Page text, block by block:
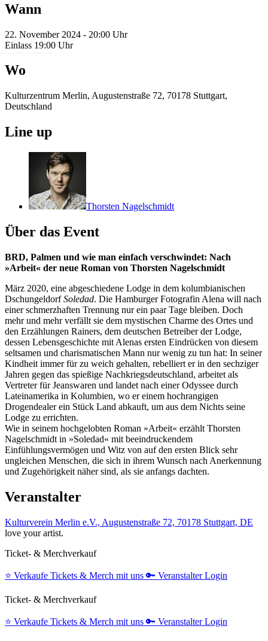
Wann
22. November 2024 - 20:00 Uhr
Einlass 19:00 Uhr
Wo
Kulturzentrum Merlin, Augustenstraße 72, 70178 Stuttgart,
Deutschland
Line up
Thorsten Nagelschmidt
Über das Event
BRD, Palmen und wie man einfach verschwindet: Nach
»Arbeit« der neue Roman von Thorsten Nagelschmidt
März 2020, eine abgeschiedene Lodge in dem kolumbianischen
DschungeldorfSoledad. Die Hamburger Fotografin Alena will nach
einer schmerzhaften Trennung nur ein paar Tage bleiben. Doch
mehr und mehr verfällt sie dem mystischen Charme des Ortes und
den Erzählungen Rainers, dem deutschen Betreiber der Lodge,
dessen Lebensgeschichte mit Alenas ersten Eindrücken von diesem
seltsamen und charismatischen Mann nur wenig zu tun hat: In seiner
Kindheit immer für zu weich gehalten, rebelliert er in den sechziger
Jahren gegen das spießige Nachkriegsdeutschland, arbeitet als
Vertreter für Jeanswaren und landet nach einer Odyssee durch
Lateinamerika in Kolumbien, wo er einem hochrangigen
Drogendealer ein Stück Land abkauft, um aus dem Nichts seine
Lodge zu errichten.
Wie in seinem hochgelobten Roman »Arbeit« erzählt Thorsten
Nagelschmidt in »Soledad« mit beeindruckendem
Einfühlungsvermögen und Witz von auf den ersten Blick sehr
ungleichen Menschen, die sich in ihrem Wunsch nach Anerkennung
und Zugehörigkeit näher sind, als sie anfangs dachten.
Veranstalter
Kulturverein Merlin e.V., Augustenstraße 72, 70178 Stuttgart, DE
love your artist.
Ticket- & Merchverkauf
⭐️ Verkaufe Tickets & Merch mit uns 🔑 Veranstalter Login
Ticket- & Merchverkauf
⭐️ Verkaufe Tickets & Merch mit uns 🔑 Veranstalter Login